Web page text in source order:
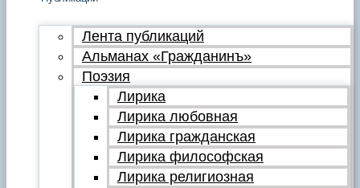
Лента публикаций
Альманах «Гражданинъ»
Поэзия
Лирика
Лирика любовная
Лирика гражданская
Лирика философская
Лирика религиозная